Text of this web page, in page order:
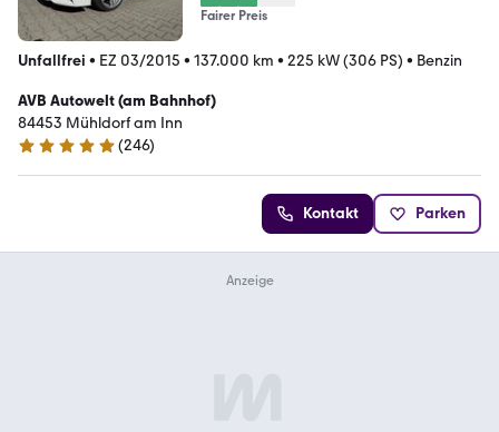
Fairer Preis
Unfallfrei • EZ 03/2015 • 137.000 km • 225 kW (306 PS) • Benzin
AVB Autowelt (am Bahnhof)
84453 Mühldorf am Inn
5 Sterne
(246)
Kontakt Parken